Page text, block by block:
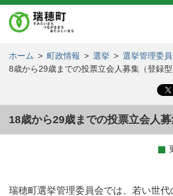
ホーム > 町政情報 > 選挙 > 選挙管理委
8歳から29歳までの投票立会人募集（登録型
18歳から29歳までの投票立会人募
瑞穂町選挙管理委員会では、若い世代